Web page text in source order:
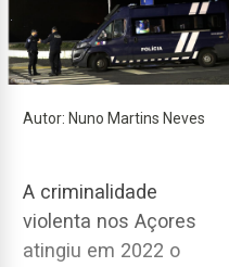
Autor: Nuno Martins Neves
A criminalidade
violenta nos Açores
atingiu em 2022 o